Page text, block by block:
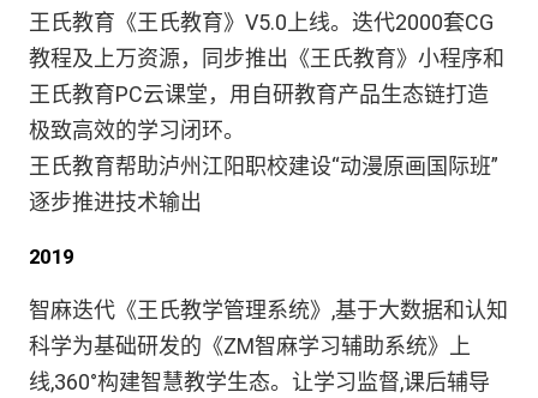
王氏教育《王氏教育》V5.0上线。迭代2000套CG
教程及上万资源，同步推出《王氏教育》小程序和
王氏教育PC云课堂，用自研教育产品生态链打造
极致高效的学习闭环。
王氏教育帮助泸州江阳职校建设“动漫原画国际班”
逐步推进技术输出
2019
智麻迭代《王氏教学管理系统》,基于大数据和认知
科学为基础研发的《ZM智麻学习辅助系统》上
线,360°构建智慧教学生态。让学习监督,课后辅导